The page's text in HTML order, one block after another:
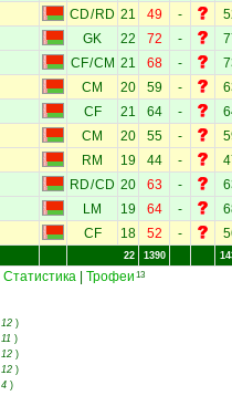
CD/ RD 21 49 -
GK 22 72 -
CF/CM 21 68 -
CM 20 59 -
CF 21 64 -
CM 20 55 -
RM 19 44 -
RD/CD 20 63 -
LM 19 64 -
CF 18 52 -
22 1390
Статистика Трофеи 13
12 )
11 )
12 )
12 )
4 )